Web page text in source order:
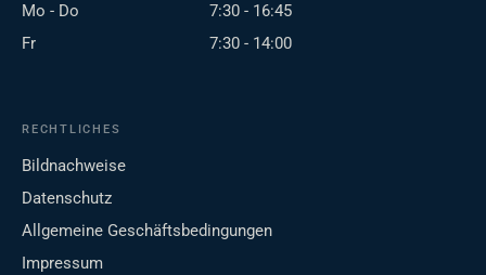
Mo - Do
7:30 - 16:45
Fr
7:30 - 14:00
RECHTLICHES
Bildnachweise
Datenschutz
Allgemeine Geschäftsbedingungen
Impressum